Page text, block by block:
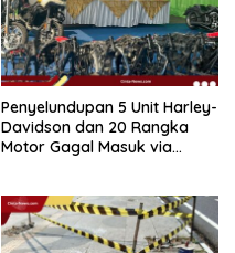
Penyelundupan 5 Unit Harley-
Davidson dan 20 Rangka
Motor Gagal Masuk via